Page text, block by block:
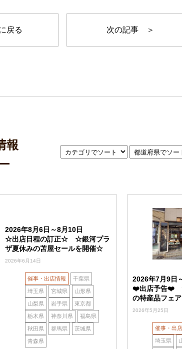
戻る 次の記事 ＞
報
2026年8月6日～8月10日
☆出店日程の訂正☆ ☆銀河プラ
ザ夏休みの苫屋セールを開催☆
2026年6月14日
催事・出店情報 千葉県
埼玉県 宮城県 山形県
山梨県 岩手県 東京都
栃木県 神奈川県 福島県
秋田県 群馬県 茨城県
青森県
2026年7月9日
❤️出店予告❤️
の特産品フェ
2026年5月25日
催事・出
埼玉県